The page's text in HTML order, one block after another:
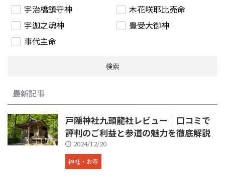
宇治橋鎮守神
木花咲耶比売命
宇迦之魂神
豊受大御神
事代主命
検索
最新記事
戸隠神社九頭龍社レビュー｜口コミで
評判のご利益と参道の魅力を徹底解説
2024/12/20
神社・お寺